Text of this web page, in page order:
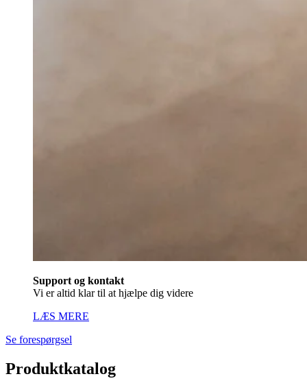
Support og kontakt
Vi er altid klar til at hjælpe dig videre
LÆS MERE
Se forespørgsel
Produktkatalog